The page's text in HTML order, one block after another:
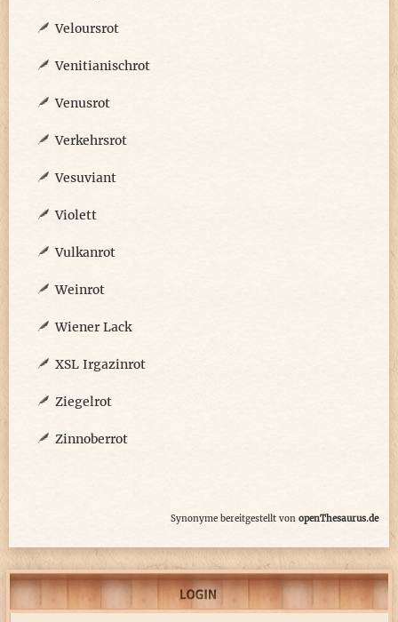
Veloursrot
Venitianischrot
Venusrot
Verkehrsrot
Vesuviant
Violett
Vulkanrot
Weinrot
Wiener Lack
XSL Irgazinrot
Ziegelrot
Zinnoberrot
Synonyme bereitgestellt von openThesaurus.de